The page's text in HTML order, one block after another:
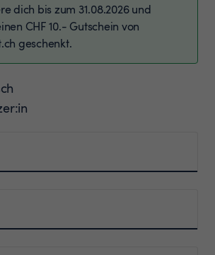
dich bis zum 31.08.2026 und
CHF 10.- Gutschein von
geschenkt.